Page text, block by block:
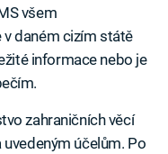
všem
daném cizím státě
informace nebo je
zahraničních věcí
uvedeným účelům. Po